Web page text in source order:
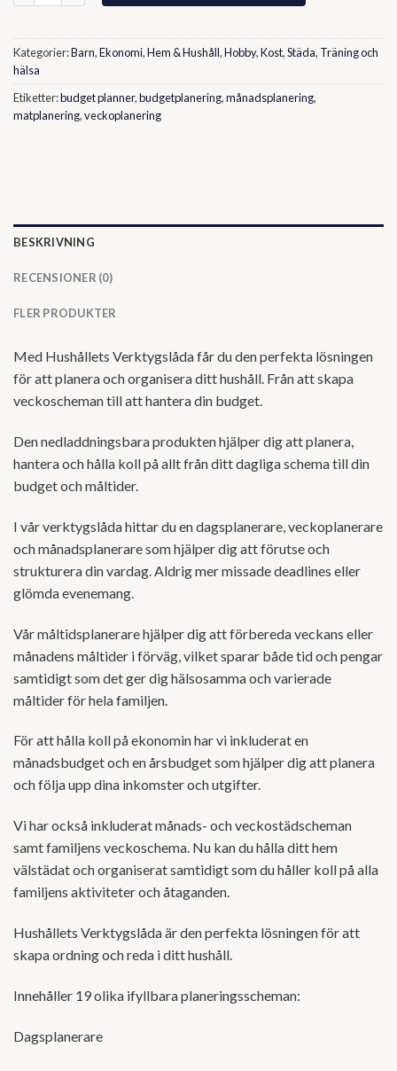
Kategorier:Barn,Ekonomi,Hem & Hushåll,Hobby,Kost,Städa, Träning och
hälsa
Etiketter:budget planner,budgetplanering,månadsplanering,
matplanering,veckoplanering
BESKRIVNING
RECENSIONER (0)
FLER PRODUKTER
Med Hushållets Verktygslåda får du den perfekta lösningen
för att planera och organisera ditt hushåll. Från att skapa
veckoscheman till att hantera din budget.
Den nedladdningsbara produkten hjälper dig att planera,
hantera och hålla koll på allt från ditt dagliga schema till din
budget och måltider.
I vår verktygslåda hittar du en dagsplanerare, veckoplanerare
och månadsplanerare som hjälper dig att förutse och
strukturera din vardag. Aldrig mer missade deadlines eller
glömda evenemang.
Vår måltidsplanerare hjälper dig att förbereda veckans eller
månadens måltider i förväg, vilket sparar både tid och pengar
samtidigt som det ger dig hälsosamma och varierade
måltider för hela familjen.
För att hålla koll på ekonomin har vi inkluderat en
månadsbudget och en årsbudget som hjälper dig att planera
och följa upp dina inkomster och utgifter.
Vi har också inkluderat månads- och veckostädscheman
samt familjens veckoschema. Nu kan du hålla ditt hem
välstädat och organiserat samtidigt som du håller koll på alla
familjens aktiviteter och åtaganden.
Hushållets Verktygslåda är den perfekta lösningen för att
skapa ordning och reda i ditt hushåll.
Innehåller 19 olika ifyllbara planeringsscheman:
Dagsplanerare